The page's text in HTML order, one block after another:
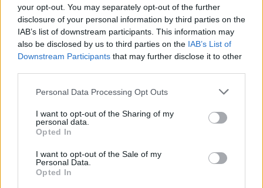
your opt-out. You may separately opt-out of the further
disclosure of your personal information by third parties on the
IAB’s list of downstream participants. This information may
also be disclosed by us to third parties on the IAB’s List of
Downstream Participants that may further disclose it to other
Personal Data Processing Opt Outs
I want to opt-out of the Sharing of my
personal data.
Opted In
I want to opt-out of the Sale of my
Personal Data.
Opted In
15. R I M
A
16.
A I
M
17. A I
R
18.
A M
I
B A
R
B R
C A
B
C A